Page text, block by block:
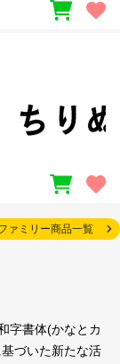
ァミリー商品一覧
字書体(かなとカ
づいた新たな活